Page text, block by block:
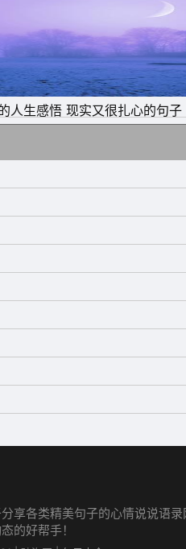
人生感悟 现实又很扎心的句子
享各类精美句子的心情说说语
的好帮手！